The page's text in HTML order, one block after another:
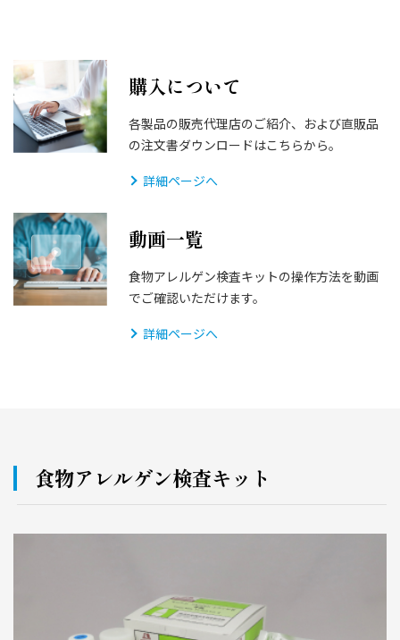
購入について
各製品の販売代理店のご紹介、および直販品
の注文書ダウンロードはこちらから。
詳細ページへ
動画一覧
食物アレルゲン検査キットの操作方法を動画
でご確認いただけます。
詳細ページへ
食物アレルゲン検査キット